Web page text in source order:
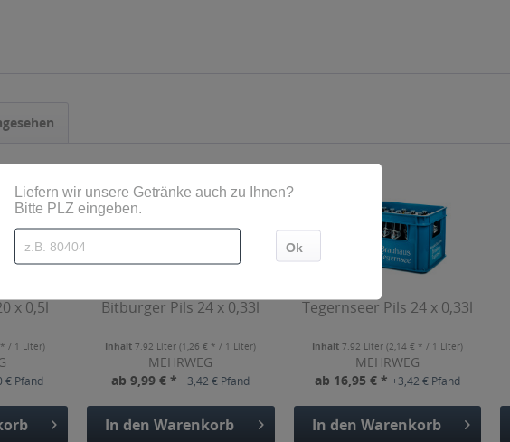
x 0,5l
/ 1 Liter)
€ Pfand
Bitburger Pils 24 x 0,33l
Inhalt7.92 Liter(1,26 € * / 1 Liter)
MEHRWEG
ab 9,99 € *+3,42 € Pfand
In den Warenkorb
Tegernseer Pils 24 x 0,33l
Inhalt7.92 Liter(2,14 € * / 1 Liter)
MEHRWEG
ab 16,95 € *+3,42 € Pfand
In den Warenkorb